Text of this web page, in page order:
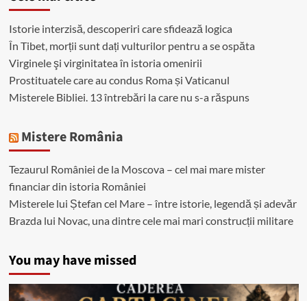
Istorie interzisă, descoperiri care sfidează logica
În Tibet, morții sunt dați vulturilor pentru a se ospăta
Virginele şi virginitatea în istoria omenirii
Prostituatele care au condus Roma și Vaticanul
Misterele Bibliei. 13 întrebări la care nu s-a răspuns
Mistere România
Tezaurul României de la Moscova – cel mai mare mister
financiar din istoria României
Misterele lui Ștefan cel Mare – între istorie, legendă și adevăr
Brazda lui Novac, una dintre cele mai mari construcții militare
You may have missed